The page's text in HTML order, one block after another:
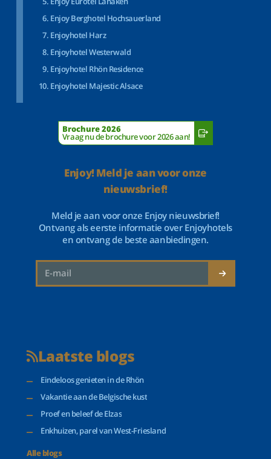
Enjoy Berghotel Hochsauerland
Enjoyhotel Harz
Enjoyhotel Westerwald
Enjoyhotel Rhön Residence
Enjoyhotel Majestic Alsace
Brochure 2026
Vraag nu de brochure voor 2026 aan!
Enjoy! Meld je aan voor onze
nieuwsbrief!
Meld je aan voor onze Enjoy nieuwsbrief!
Ontvang als eerste informatie over Enjoyhotels
en ontvang de beste aanbiedingen.
Laatste blogs
Eindeloos genieten in de Rhön
Vakantie aan de Belgische kust
Proef en beleef de Elzas
Enkhuizen, parel van West-Friesland
Alle blogs